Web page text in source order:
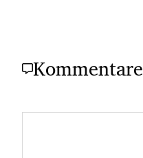
Kommentare